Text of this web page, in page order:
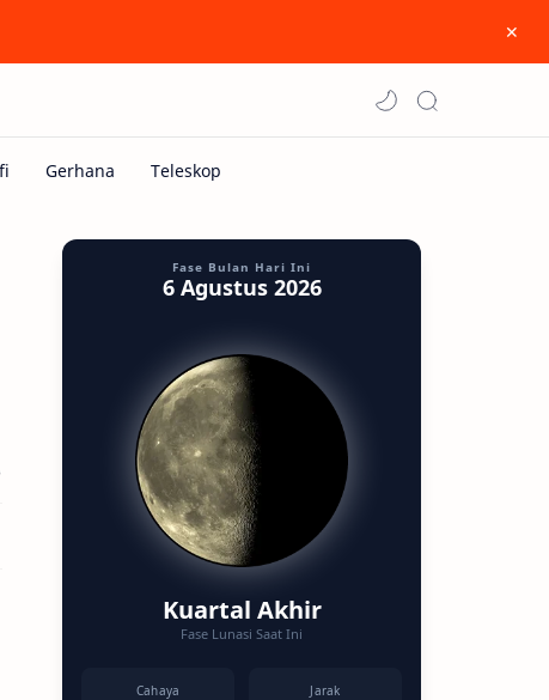
Fase Bulan Hari Ini
6 Agustus 2026
Kuartal Akhir
Fase Lunasi Saat Ini
Cahaya Jarak